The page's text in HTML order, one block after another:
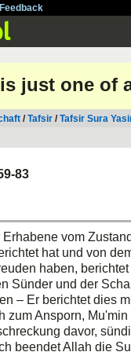
Feedback
just one of
/Tafsir /Tafsir Sura
83
vom
hat und von
haben,
Sünder und der
– Er berichtet dies
zum Ansporn,
davor,
beendet Allah die